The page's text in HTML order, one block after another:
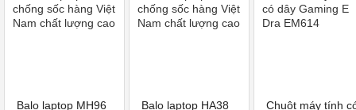
14 ngày đầu nếu Ram bị lỗi
tại cửa hàng sẽ được nắp Ram hoàn toàn miễn phí. Mua Ram về
Balo laptop MH96
Balo laptop HA38
Chuột máy tính